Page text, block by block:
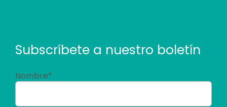
Subscríbete a nuestro boletín
Nombre*